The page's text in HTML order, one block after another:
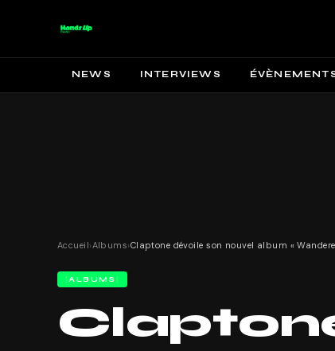
NEWS INTERVIEWS
Accueil›Albums›Claptone dévoile son nouvel album «
ALBUMS